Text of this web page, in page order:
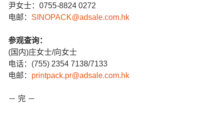
尹女士：0755-8824 0272
电邮： SINOPACK@adsale.com.hk
参观查询：
(国内)庄女士/向女士
电话：(755) 2354 7138/7133
电邮： printpack.pr@adsale.com.hk
－ 完 －